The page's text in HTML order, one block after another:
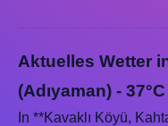
Aktuelles Wetter
(Adıyaman) - 37°C
In **Kavaklı Köyü,